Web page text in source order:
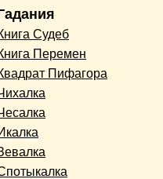
Судеб
Перемен
Пифагора